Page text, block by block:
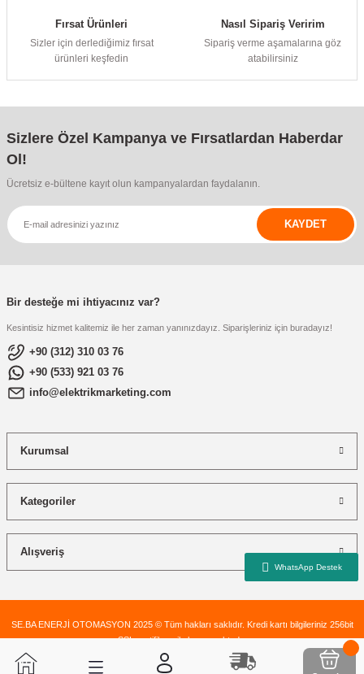
Fırsat Ürünleri
Sizler için derlediğimiz fırsat
ürünleri keşfedin
Nasıl Sipariş Veririm
Sipariş verme aşamalarına göz
atabilirsiniz
Sizlere Özel Kampanya ve Fırsatlardan Haberdar
Ol!
Ücretsiz e-bültene kayıt olun kampanyalardan faydalanın.
KAYDET
Bir desteğe mi ihtiyacınız var?
Kesintisiz hizmet kalitemiz ile her zaman yanınızdayız. Siparişleriniz için buradayız!
+90 (312) 310 03 76
+90 (533) 921 03 76
info@elektrikmarketing.com
Kurumsal
Kategoriler
Alışveriş
SE.BA ENERJİ OTOMASYON 2025 © Tüm hakları saklıdır. Kredi kartı bilgileriniz 256bit
SSL sertifikası ile korunmaktadır.